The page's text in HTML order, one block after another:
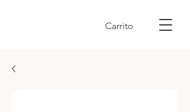
Carrito